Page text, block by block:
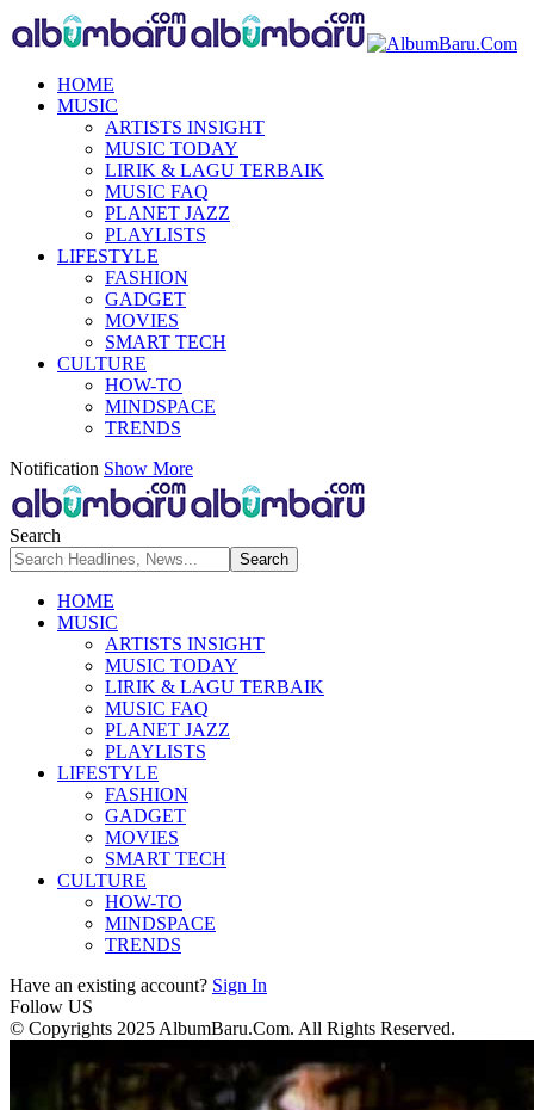
HOME
MUSIC
ARTISTS INSIGHT
MUSIC TODAY
LIRIK & LAGU TERBAIK
MUSIC FAQ
PLANET JAZZ
PLAYLISTS
LIFESTYLE
FASHION
GADGET
MOVIES
SMART TECH
CULTURE
HOW-TO
MINDSPACE
TRENDS
Notification Show More
Search
HOME
MUSIC
ARTISTS INSIGHT
MUSIC TODAY
LIRIK & LAGU TERBAIK
MUSIC FAQ
PLANET JAZZ
PLAYLISTS
LIFESTYLE
FASHION
GADGET
MOVIES
SMART TECH
CULTURE
HOW-TO
MINDSPACE
TRENDS
Have an existing account? Sign In
Follow US
© Copyrights 2025 AlbumBaru.Com. All Rights Reserved.